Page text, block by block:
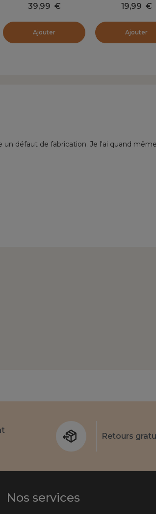
Polisson Multicolore
39,99 €
Ajouter
ciel19,99 €
Ajouter
un défaut de fabrication. Je l'ai quand
Retours
Nos services